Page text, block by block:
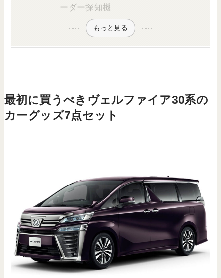
ーダー探知機
もっと見る
最初に買うべきヴェルファイア30系の
カーグッズ7点セット